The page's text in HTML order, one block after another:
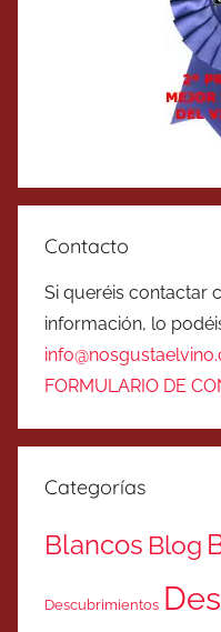
Contacto
Si queréis contactar
información, lo
FORMULARIO DE
Categorías
Blancos Blog
Descubrimientos